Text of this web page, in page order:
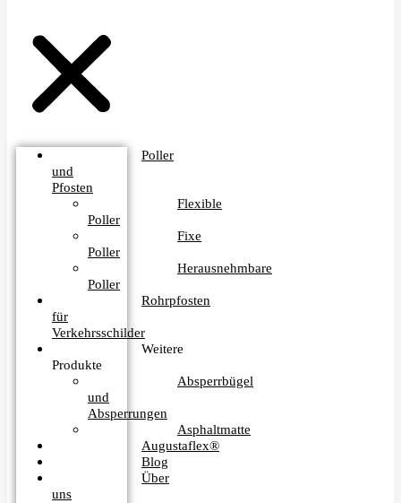
Poller
und
Pfosten
Flexible
Poller
Fixe
Poller
Herausnehmbare
Poller
Rohrpfosten
für
Verkehrsschilder
Weitere
Produkte
Absperrbügel
und
Absperrungen
Asphaltmatte
Augustaflex®
Blog
Über
uns